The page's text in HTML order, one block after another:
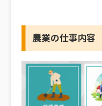
農業の仕事内容